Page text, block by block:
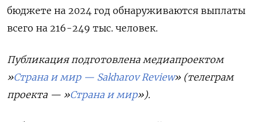
бюджете на 2024 год обнаруживаются выплаты
всего на 216-249 тыс. человек.
Публикация подготовлена медиапроектом
»Страна и мир — Sakharov Review» (телеграм
проекта — »Страна и мир»).